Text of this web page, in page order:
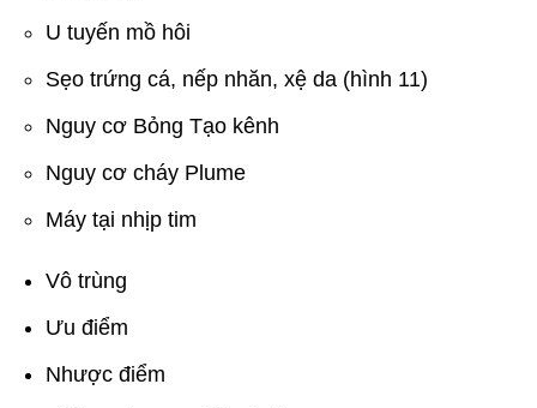
U tuyến mồ hôi
Sẹo trứng cá, nếp nhăn, xệ da (hình 11)
Nguy cơ Bỏng Tạo kênh
Nguy cơ cháy Plume
Máy tại nhịp tim
Vô trùng
Ưu điểm
Nhược điểm